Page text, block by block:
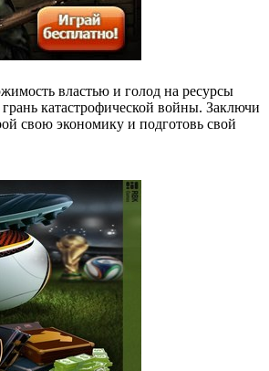
властью и голод на ресурсы
катастрофической войны. Заключи
свою экономику и подготовь свой